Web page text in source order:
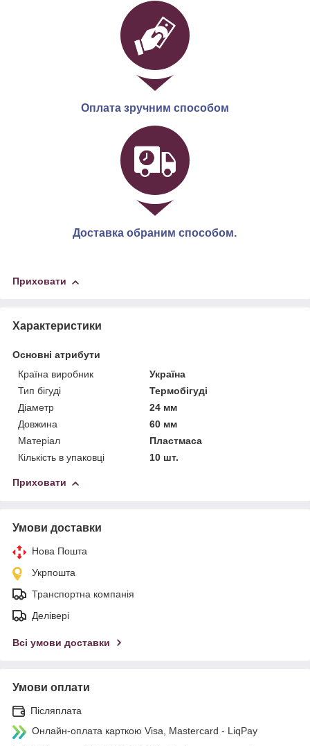
Оплата зручним способом
Доставка обраним способом.
Приховати
Характеристики
Основні атрибути
Країна виробник
Україна
Тип бігуді
Термобігуді
Діаметр
24 мм
Довжина
60 мм
Матеріал
Пластмаса
Кількість в упаковці
10 шт.
Приховати
Умови доставки
Нова Пошта
Укрпошта
Транспортна компанія
Делівері
Всі умови доставки
Умови оплати
Післяплата
Онлайн-оплата карткою Visa, Mastercard - LiqPay